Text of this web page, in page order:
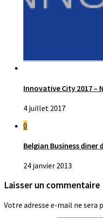
Innovative City 2017 –
4 juillet 2017
0
Belgian Business diner
24 janvier 2013
Laisser un commentaire
Votre adresse e-mail ne sera